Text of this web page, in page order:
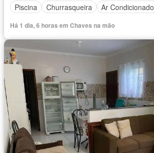
Piscina
Churrasqueira Ar Condicionado
Há 1 dia, 6 horas em Chaves na mão